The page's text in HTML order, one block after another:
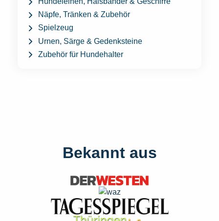
Näpfe, Tränken & Zubehör
Spielzeug
Urnen, Särge & Gedenksteine
Zubehör für Hundehalter
Bekannt aus